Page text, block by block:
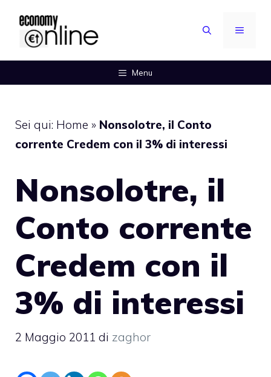
contenuto
MENU
Menu
Sei qui: Home » Nonsolotre, il Conto
corrente Credem con il 3% di interessi
Nonsolotre, il
Conto corrente
Credem con il
3% di interessi
2 Maggio 2011 di zaghor